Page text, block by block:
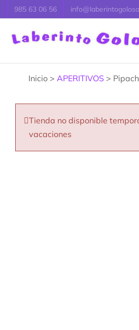
Saltar
al
contenido
985 63 06 56
Inicio > APERITIVOS >
Tienda no disponible
vacaciones